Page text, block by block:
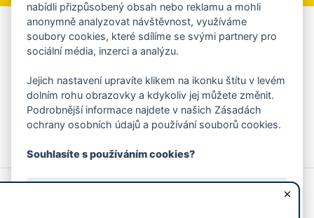
Aplikace Mobilní rozhlas
Chcete dostávat do svého mobilu či mailu upozornění na
ankety, pozvánky na kulturní a sportovní akce?
Více informací o aplikaci
© 2026 Magistrát města Zlína
Prohlášení o používání cookies
nabídli přizpůsobený obsah nebo reklamu a mohli
anonymně analyzovat návštěvnost, využíváme
soubory cookies, které sdílíme se svými partnery pro
sociální média, inzerci a analýzu.
Jejich nastavení upravíte klikem na ikonku štítu v levém
dolním rohu obrazovky a kdykoliv jej můžete změnit.
Podrobnější informace najdete v našich Zásadách
ochrany osobních údajů a používání souborů cookies.
Souhlasíte s používáním cookies?